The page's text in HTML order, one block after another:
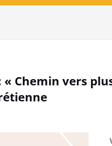
Chemin vers